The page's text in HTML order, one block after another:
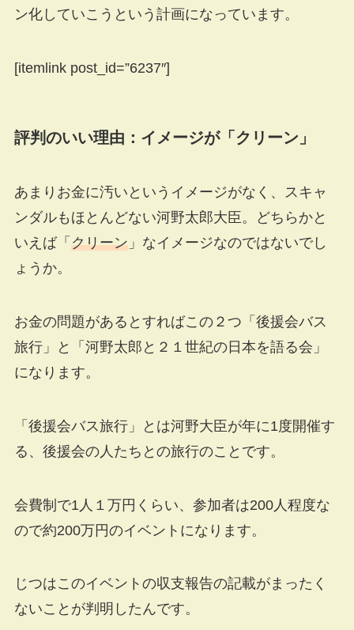
ン化していこうという計画になっています。
[itemlink post_id=”6237″]
評判のいい理由：イメージが「クリーン」
あまりお金に汚いというイメージがなく、スキャ
ンダルもほとんどない河野太郎大臣。どちらかと
いえば「 クリーン」なイメージなのではないでし
ょうか。
お金の問題があるとすればこの２つ「後援会バス
旅行」と「河野太郎と２１世紀の日本を語る会」
になります。
「後援会バス旅行」とは河野大臣が年に1度開催す
る、後援会の人たちとの旅行のことです。
会費制で1人１万円くらい、参加者は200人程度な
ので約200万円のイベントになります。
じつはこのイベントの収支報告の記載がまったく
ないことが判明したんです。